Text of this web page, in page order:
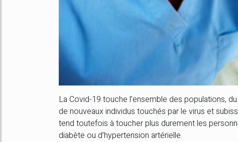
La Covid-19 touche l’ensemble des populations,
de nouveaux individus touchés par le virus et
tend toutefois à toucher plus durement les
diabète ou d’hypertension artérielle.